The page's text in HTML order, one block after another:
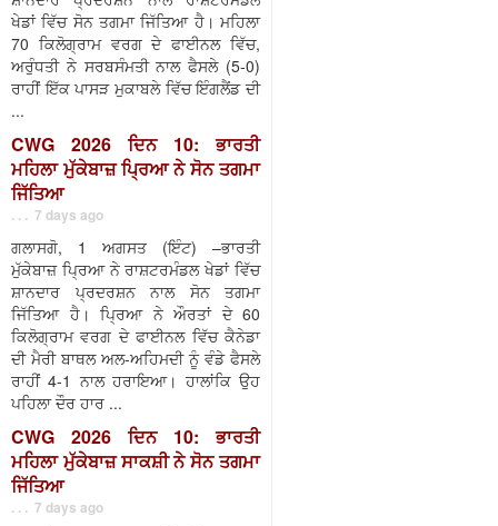
ਖੇਡਾਂ ਵਿੱਚ ਸੋਨ ਤਗਮਾ ਜਿੱਤਿਆ ਹੈ। ਮਹਿਲਾ
70 ਕਿਲੋਗ੍ਰਾਮ ਵਰਗ ਦੇ ਫਾਈਨਲ ਵਿੱਚ,
ਅਰੁੰਧਤੀ ਨੇ ਸਰਬਸੰਮਤੀ ਨਾਲ ਫੈਸਲੇ (5-0)
ਰਾਹੀਂ ਇੱਕ ਪਾਸੜ ਮੁਕਾਬਲੇ ਵਿੱਚ ਇੰਗਲੈਂਡ ਦੀ
...
CWG 2026 ਦਿਨ 10: ਭਾਰਤੀ
ਮਹਿਲਾ ਮੁੱਕੇਬਾਜ਼ ਪ੍ਰਿਆ ਨੇ ਸੋਨ ਤਗਮਾ
ਜਿੱਤਿਆ
. . . 7 days ago
ਗਲਾਸਗੋ, 1 ਅਗਸਤ (ਇੰਟ) –ਭਾਰਤੀ
ਮੁੱਕੇਬਾਜ਼ ਪ੍ਰਿਆ ਨੇ ਰਾਸ਼ਟਰਮੰਡਲ ਖੇਡਾਂ ਵਿੱਚ
ਸ਼ਾਨਦਾਰ ਪ੍ਰਦਰਸ਼ਨ ਨਾਲ ਸੋਨ ਤਗਮਾ
ਜਿੱਤਿਆ ਹੈ। ਪ੍ਰਿਆ ਨੇ ਔਰਤਾਂ ਦੇ 60
ਕਿਲੋਗ੍ਰਾਮ ਵਰਗ ਦੇ ਫਾਈਨਲ ਵਿੱਚ ਕੈਨੇਡਾ
ਦੀ ਮੈਰੀ ਬਾਥਲ ਅਲ-ਅਹਿਮਦੀ ਨੂੰ ਵੰਡੇ ਫੈਸਲੇ
ਰਾਹੀਂ 4-1 ਨਾਲ ਹਰਾਇਆ। ਹਾਲਾਂਕਿ ਉਹ
ਪਹਿਲਾ ਦੌਰ ਹਾਰ ...
CWG 2026 ਦਿਨ 10: ਭਾਰਤੀ
ਮਹਿਲਾ ਮੁੱਕੇਬਾਜ਼ ਸਾਕਸ਼ੀ ਨੇ ਸੋਨ ਤਗਮਾ
ਜਿੱਤਿਆ
. . . 7 days ago